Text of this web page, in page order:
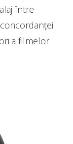
între
a filmelor